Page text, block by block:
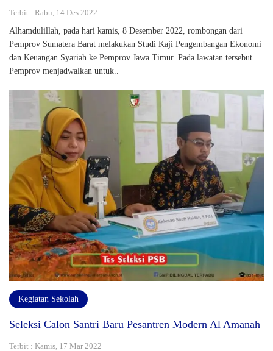
Terbit : Rabu, 14 Des 2022
Alhamdulillah, pada hari kamis, 8 Desember 2022, rombongan dari
Pemprov Sumatera Barat melakukan Studi Kaji Pengembangan Ekonomi
dan Keuangan Syariah ke Pemprov Jawa Timur. Pada lawatan tersebut
Pemprov menjadwalkan untuk..
Kegiatan Sekolah
Seleksi Calon Santri Baru Pesantren Modern Al Amanah
Terbit : Kamis, 17 Mar 2022